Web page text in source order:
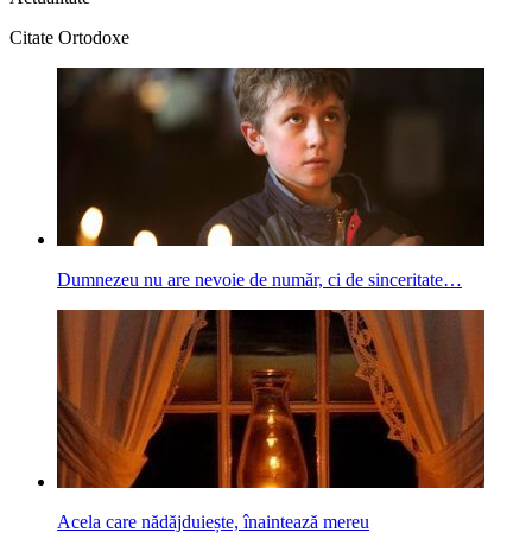
Citate Ortodoxe
Dumnezeu nu are nevoie de număr, ci de sinceritate…
Acela care nădăjduiește, înaintează mereu